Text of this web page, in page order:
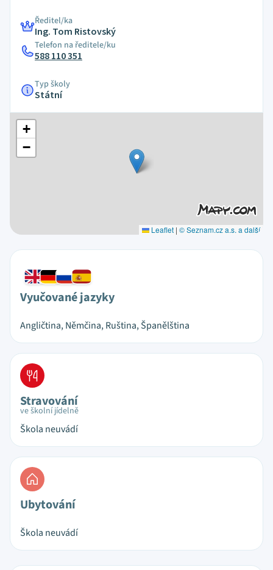
Ředitel/ka
Ing. Tom Ristovský
Telefon na ředitele/ku
588 110 351
Typ školy
Státní
+
−
Leaflet | © Seznam.cz a.s. a další
Vyučované jazyky
Angličtina, Němčina, Ruština, Španělština
Stravování
ve školní jídelně
Škola neuvádí
Ubytování
Škola neuvádí